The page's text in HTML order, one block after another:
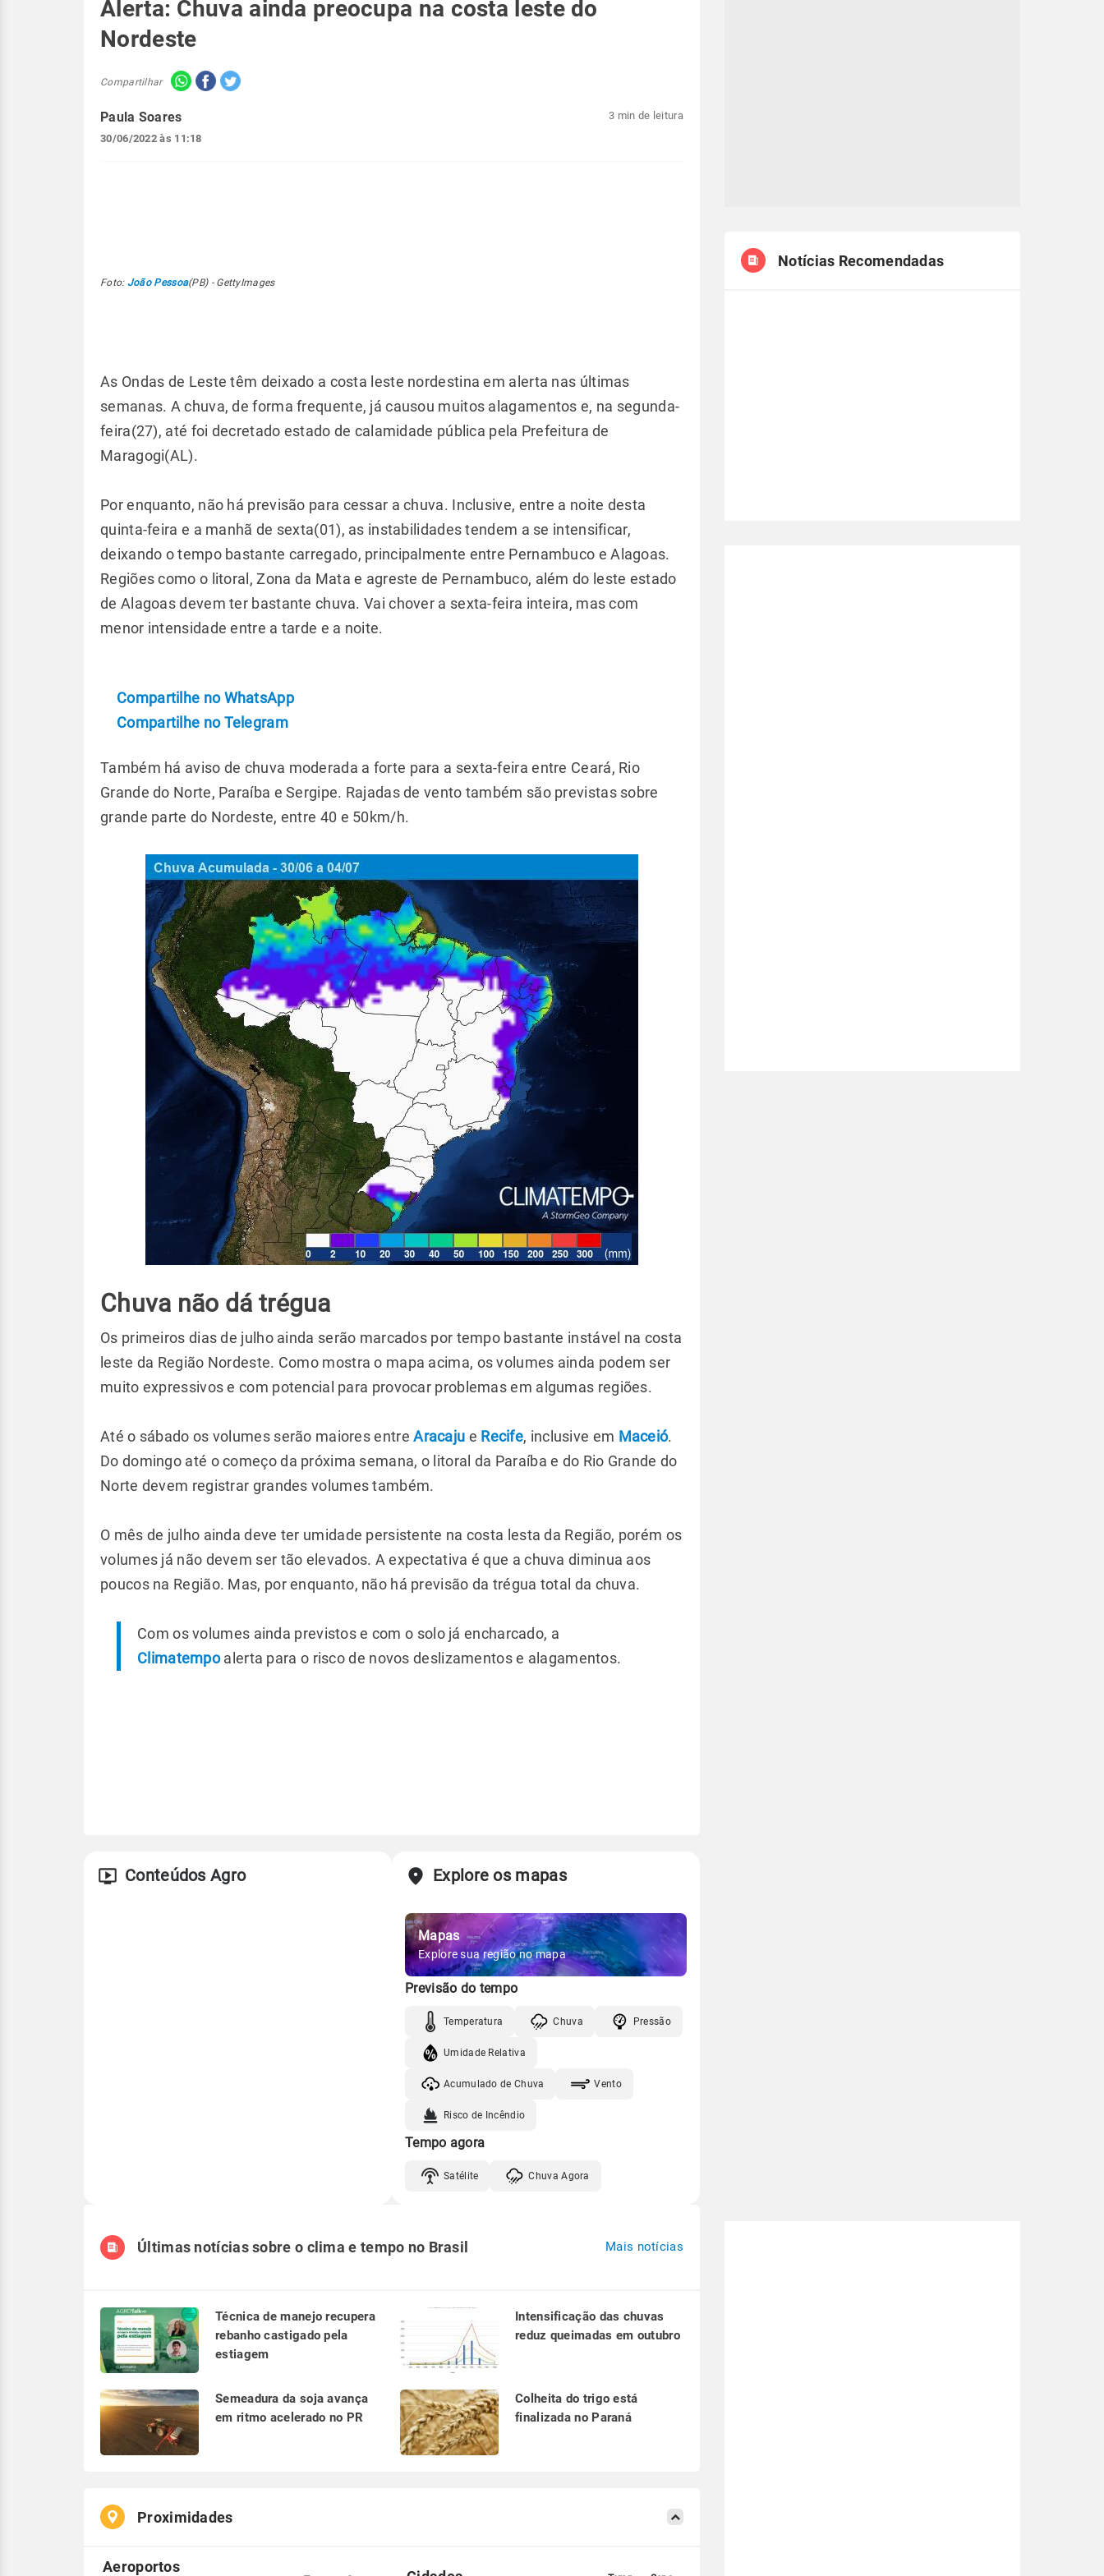
Alerta: Chuva ainda preocupa na costa leste do
Nordeste
Compartilhar
Paula Soares
30/06/2022 às 11:18
3 min de leitura
Foto: João Pessoa(PB) - GettyImages
As Ondas de Leste têm deixado a costa leste nordestina em alerta nas últimas
semanas. A chuva, de forma frequente, já causou muitos alagamentos e, na segunda-
feira(27), até foi decretado estado de calamidade pública pela Prefeitura de
Maragogi(AL).
Por enquanto, não há previsão para cessar a chuva. Inclusive, entre a noite desta
quinta-feira e a manhã de sexta(01), as instabilidades tendem a se intensificar,
deixando o tempo bastante carregado, principalmente entre Pernambuco e Alagoas.
Regiões como o litoral, Zona da Mata e agreste de Pernambuco, além do leste estado
de Alagoas devem ter bastante chuva. Vai chover a sexta-feira inteira, mas com
menor intensidade entre a tarde e a noite.
Compartilhe no WhatsApp
Compartilhe no Telegram
Também há aviso de chuva moderada a forte para a sexta-feira entre Ceará, Rio
Grande do Norte, Paraíba e Sergipe. Rajadas de vento também são previstas sobre
grande parte do Nordeste, entre 40 e 50km/h.
Chuva não dá trégua
Os primeiros dias de julho ainda serão marcados por tempo bastante instável na costa
leste da Região Nordeste. Como mostra o mapa acima, os volumes ainda podem ser
muito expressivos e com potencial para provocar problemas em algumas regiões.
Até o sábado os volumes serão maiores entreAracaju e Recife, inclusive em Maceió.
Do domingo até o começo da próxima semana, o litoral da Paraíba e do Rio Grande do
Norte devem registrar grandes volumes também.
O mês de julho ainda deve ter umidade persistente na costa lesta da Região, porém os
volumes já não devem ser tão elevados. A expectativa é que a chuva diminua aos
poucos na Região. Mas, por enquanto, não há previsão da trégua total da chuva.
Com os volumes ainda previstos e com o solo já encharcado, a
Climatempoalerta para o risco de novos deslizamentos e alagamentos.
Conteúdos Agro Explore os mapas
Mapas
Explore sua região no mapa
Previsão do tempo
Temperatura Chuva Pressão
Umidade Relativa
Acumulado de Chuva Vento
Risco de Incêndio
Tempo agora
Satélite Chuva Agora
Notícias Recomendadas
Últimas notícias sobre o clima e tempo no Brasil Mais notícias
Técnica de manejo recupera
rebanho castigado pela
estiagem
Intensificação das chuvas
reduz queimadas em outubro
Semeadura da soja avança
em ritmo acelerado no PR
Colheita do trigo está
finalizada no Paraná
Proximidades